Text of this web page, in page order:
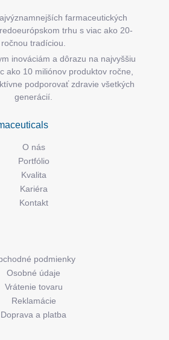
farmaceutických
trhu s viac ako 20-
ročnou tradíciou.
inováciám a dôrazu na najvyššiu
ako 10 miliónov produktov ročne,
podporovať zdravie všetkých
generácií.
O nás
Portfólio
Kvalita
Kariéra
Kontakt
podmienky
Osobné údaje
Vrátenie tovaru
Reklamácie
Doprava a platba